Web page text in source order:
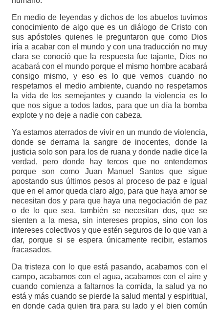
En medio de leyendas y dichos de los abuelos tuvimos
conocimiento de algo que es un diálogo de Cristo con
sus apóstoles quienes le preguntaron que como Dios
iría a acabar con el mundo y con una traducción no muy
clara se conoció que la respuesta fue tajante, Dios no
acabará con el mundo porque el mismo hombre acabará
consigo mismo, y eso es lo que vemos cuando no
respetamos el medio ambiente, cuando no respetamos
la vida de los semejantes y cuando la violencia es lo
que nos sigue a todos lados, para que un día la bomba
explote y no deje a nadie con cabeza.
Ya estamos aterrados de vivir en un mundo de violencia,
donde se derrama la sangre de inocentes, donde la
justicia solo son para los de ruana y donde nadie dice la
verdad, pero donde hay tercos que no entendemos
porque son como Juan Manuel Santos que sigue
apostando sus últimos pesos al proceso de paz e igual
que en el amor queda claro algo, para que haya amor se
necesitan dos y para que haya una negociación de paz
o de lo que sea, también se necesitan dos, que se
sienten a la mesa, sin intereses propios, sino con los
intereses colectivos y que estén seguros de lo que van a
dar, porque si se espera únicamente recibir, estamos
fracasados.
Da tristeza con lo que está pasando, acabamos con el
campo, acabamos con el agua, acabamos con el aire y
cuando comienza a faltarnos la comida, la salud ya no
está y más cuando se pierde la salud mental y espiritual,
en donde cada quien tira para su lado y el bien común